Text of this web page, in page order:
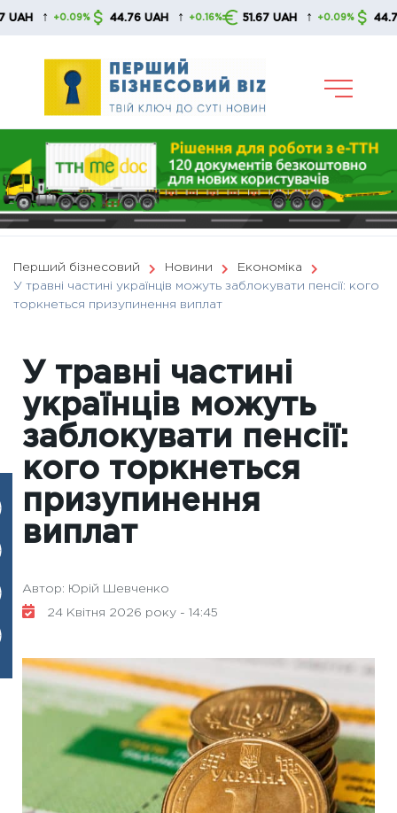
Skip
↑ +0.09% 44.76 UAH ↑ +0.16% 51.67 UAH ↑ +0.09% 44.76 UAH
Перший бізнесовий Новини
Економіка
У травні частині українців можуть заблокувати пенсії: кого
торкнеться призупинення виплат
У травні частині
українців можуть
заблокувати пенсії:
кого торкнеться
призупинення
виплат
Автор: Юрій Шевченко
24 Квітня 2026 року - 14:45